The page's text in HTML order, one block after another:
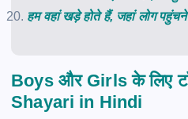
हम वहां खड़े होते हैं, जहां लोग
Boys और Girls के लिए
Shayari in Hindi